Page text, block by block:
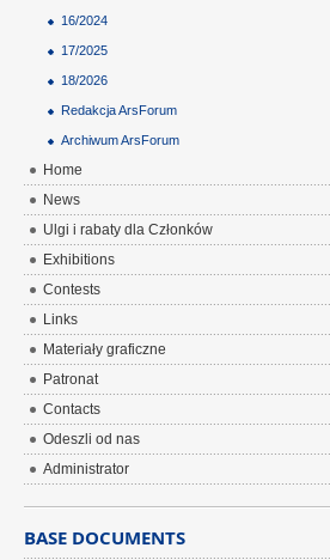
16/2024
17/2025
18/2026
Redakcja ArsForum
Archiwum ArsForum
Home
News
Ulgi i rabaty dla Członków
Exhibitions
Contests
Links
Materiały graficzne
Patronat
Contacts
Odeszli od nas
Administrator
BASE DOCUMENTS